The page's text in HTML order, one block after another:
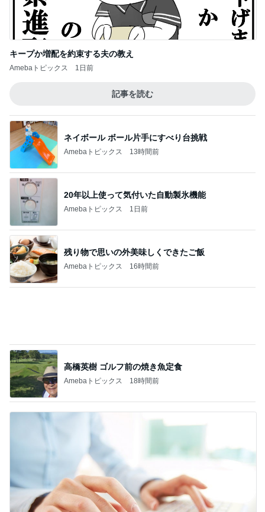
キープか増配を約束する夫の教え
Amebaトピックス 1日前
記事を読む
ネイボール ボール片手にすべり台挑戦
Amebaトピックス 13時間前
20年以上使って気付いた自動製氷機能
Amebaトピックス 1日前
残り物で思いの外美味しくできたご飯
Amebaトピックス 16時間前
高橋英樹 ゴルフ前の焼き魚定食
Amebaトピックス 18時間前